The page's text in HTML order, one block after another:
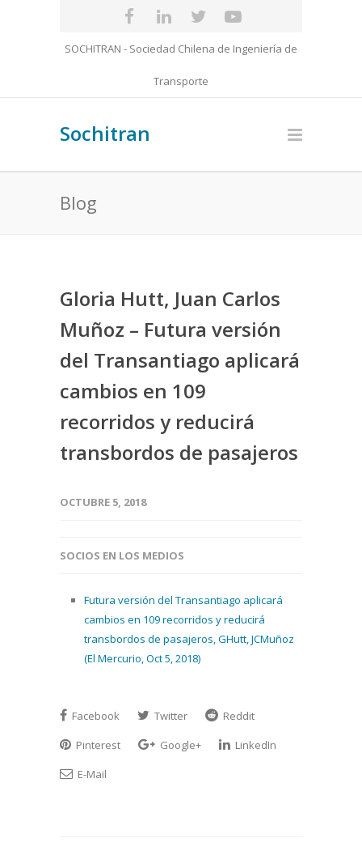
SOCHITRAN - Sociedad Chilena de Ingeniería de
Transporte
Sochitran
Blog
Gloria Hutt, Juan Carlos
Muñoz – Futura versión
del Transantiago aplicará
cambios en 109
recorridos y reducirá
transbordos de pasajeros
OCTUBRE 5, 2018
SOCIOS EN LOS MEDIOS
Futura versión del Transantiago aplicará
cambios en 109 recorridos y reducirá
transbordos de pasajeros, GHutt, JCMuñoz
(El Mercurio, Oct 5, 2018)
Facebook Twitter
Reddit
Pinterest
Google+
LinkedIn
E-Mail